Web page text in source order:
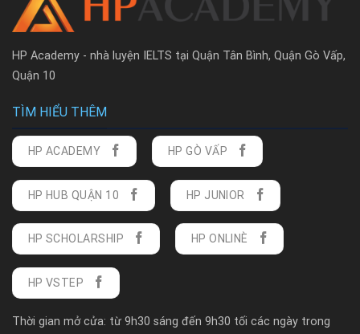
HP Academy - nhà luyện IELTS tại Quận Tân Bình, Quận Gò Vấp,
Quận 10
TÌM HIỂU THÊM
HP ACADEMY HP GÒ VẤP
HP HUB QUẬN 10 HP JUNIOR
HP SCHOLARSHIP HP ONLINÈ
HP VSTEP
Thời gian mở cửa: từ 9h30 sáng đến 9h30 tối các ngày trong